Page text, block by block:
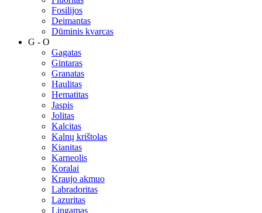
Fosilijos
Deimantas
Dūminis kvarcas
G - O
Gagatas
Gintaras
Granatas
Haulitas
Hematitas
Jaspis
Jolitas
Kalcitas
Kalnų krištolas
Kianitas
Karneolis
Koralai
Kraujo akmuo
Labradoritas
Lazuritas
Lingamas